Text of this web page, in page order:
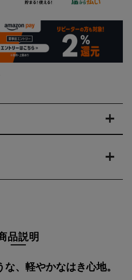
品説明
、軽やかなはき心地。